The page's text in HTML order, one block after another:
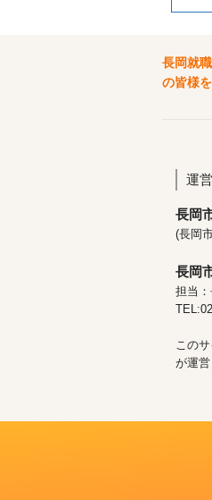
長岡就
の皆様
運営
長岡
(長岡
長岡
担当
この
が運営